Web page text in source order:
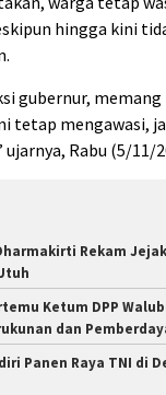
hingga kini
gubernur,
tetap mengawasi,
Rabu (5/11/
Rekam
Ketum DPP
dan
Panen Raya TNI di